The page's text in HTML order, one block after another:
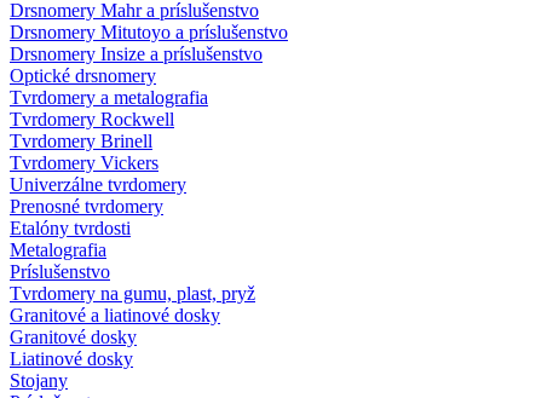
Drsnomery Mahr a príslušenstvo
Drsnomery Mitutoyo a príslušenstvo
Drsnomery Insize a príslušenstvo
Optické drsnomery
Tvrdomery a metalografia
Tvrdomery Rockwell
Tvrdomery Brinell
Tvrdomery Vickers
Univerzálne tvrdomery
Prenosné tvrdomery
Etalóny tvrdosti
Metalografia
Príslušenstvo
Tvrdomery na gumu, plast, pryž
Granitové a liatinové dosky
Granitové dosky
Liatinové dosky
Stojany